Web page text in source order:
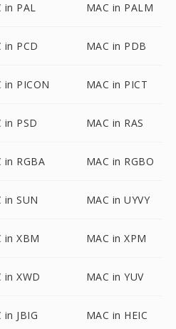
in PAL MAC in PALM
in PCD MAC in PDB
in PICON MAC in PICT
in PSD MAC in RAS
in RGBA MAC in RGBO
in SUN MAC in UYVY
in XBM MAC in XPM
in XWD MAC in YUV
in JBIG MAC in HEIC